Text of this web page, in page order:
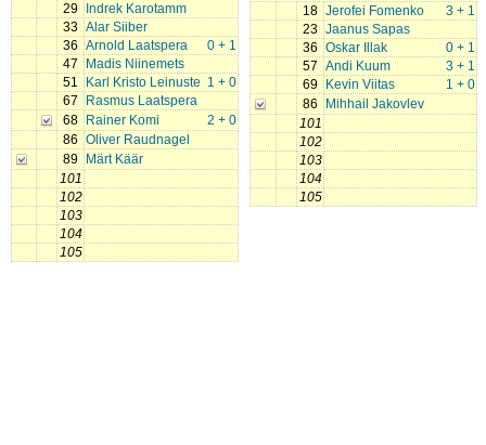
29
Indrek Karotamm
33 Alar Siiber
36
0 + 1
Arnold Laatspera
47
Madis Niinemets
51
1 + 0
Karl Kristo Leinuste
67
Rasmus Laatspera
68
2 + 0
Rainer Komi
86 Oliver Raudnagel
89
Märt Käär
101
102
103
104
105
18
3 + 1
Jerofei Fomenko
23 Jaanus Sapas
36
0 + 1
Oskar Illak
57
3 + 1
Andi Kuum
69
1 + 0
Kevin Viitas
86
Mihhail Jakovlev
101
102
103
104
105